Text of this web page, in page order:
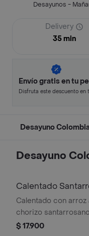
Desayunos -
Delivery
35 min
Envío gratis en tu
Disfruta este descuento en
Desayuno
Desayuno
Calentado
Calentado con arroz
chorizo
papa, guacamole y
$ 17.900